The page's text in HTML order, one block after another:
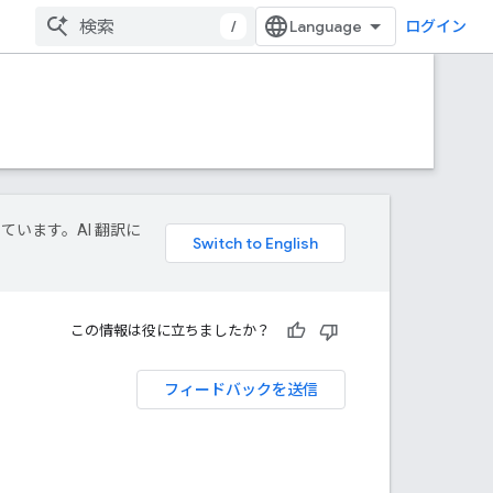
/ ログイン
います。AI 翻訳に
この情報は役に立ちましたか？
フィードバックを送信